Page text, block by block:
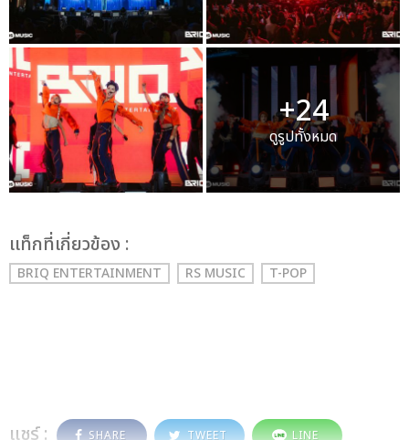
+24
ดูรูปทั้งหมด
เเท็กที่เกี่ยวข้อง :
BRIQ ENTERTAINMENT RS MUSIC T-POP
แชร์ : SHARE TWEET LINE